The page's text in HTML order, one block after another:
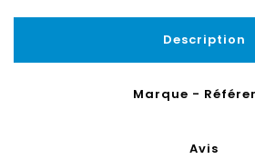
Description
Marque -
Avis